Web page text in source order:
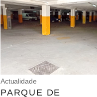
Actualidade
PARQUE DE